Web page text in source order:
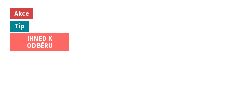
Akce
Tip
IHNED K
ODBĚRU